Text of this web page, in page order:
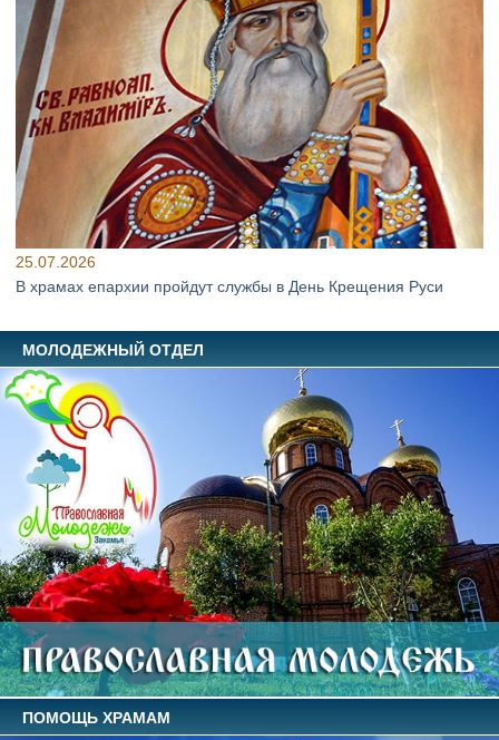
25.07.2026
В храмах епархии пройдут службы в День Крещения Руси
МОЛОДЕЖНЫЙ ОТДЕЛ
ПОМОЩЬ ХРАМАМ